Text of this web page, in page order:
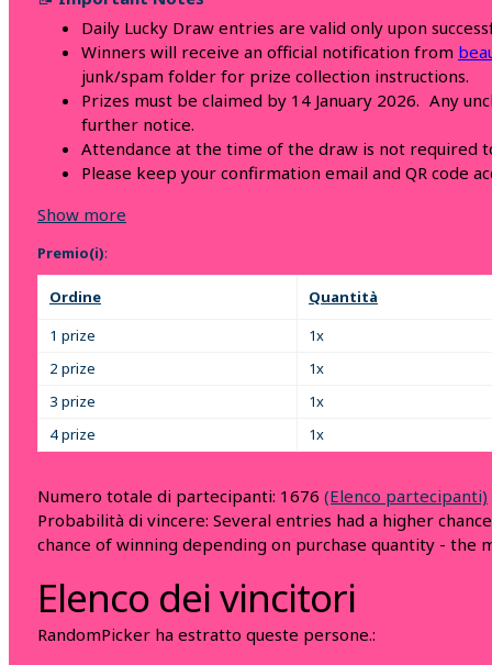
Daily Lucky Draw entries are valid only upon
Winners will receive an official notification from
junk/spam folder for prize collection instructions.
Prizes must be claimed by 14 January 2026. Any
further notice.
Attendance at the time of the draw is not required
Please keep your confirmation email and QR code
Show more
Premio(i):
Ordine
Quantità
1 prize
1x
2 prize
1x
3 prize
1x
4 prize
1x
Numero totale di partecipanti: 1676 (Elenco partecipanti)
Probabilità di vincere: Several entries had a higher
chance of winning depending on purchase quantity - the
Elenco dei vincitori
RandomPicker ha estratto queste persone.: